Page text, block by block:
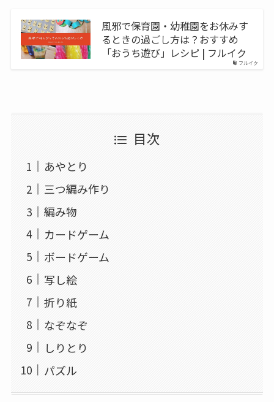
フルイク
風邪で保育園・幼稚園をお休みす
るときの過ごし方は？おすすめ
「おうち遊び」レシピ | フルイク
目次
あやとり
三つ編み作り
編み物
カードゲーム
ボードゲーム
写し絵
折り紙
なぞなぞ
しりとり
パズル